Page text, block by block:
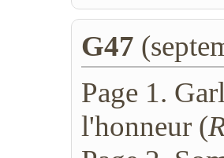
G47
Page 1.
l'honneur (